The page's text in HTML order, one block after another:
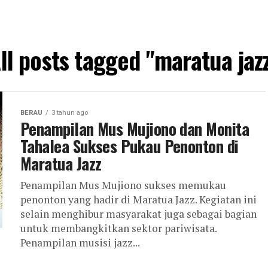
posts tagged "maratua
BERAU 3 tahun ago
Penampilan Mus Mujiono dan Monita
Tahalea Sukses Pukau Penonton di
Maratua Jazz
Penampilan Mus Mujiono sukses memukau
penonton yang hadir di Maratua Jazz. Kegiatan ini
selain menghibur masyarakat juga sebagai bagian
untuk membangkitkan sektor pariwisata.
Penampilan musisi jazz...